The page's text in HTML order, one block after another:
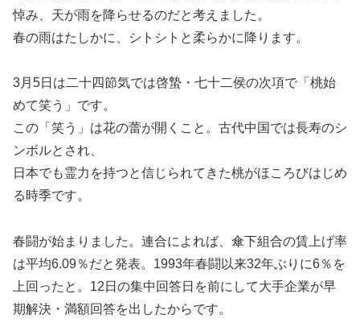
悼み、天が雨を降らせるのだと考えました。
春の雨はたしかに、シトシトと柔らかに降ります。
3月5日は二十四節気では啓蟄・七十二侯の次項で「桃始
めて笑う」です。
この「笑う」は花の蕾が開くこと。古代中国では長寿のシ
ンボルとされ、
日本でも霊力を持つと信じられてきた桃がほころびはじめ
る時季です。
春闘が始まりました。連合によれば、傘下組合の賃上げ率
は平均6.09％だと発表。1993年春闘以来32年ぶりに6％を
上回ったと。12日の集中回答日を前にして大手企業が早
期解決・満額回答を出したからです。